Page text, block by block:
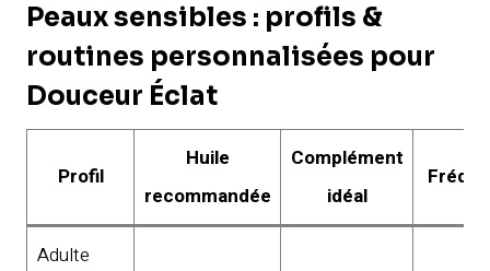
Peaux sensibles : profils &
routines personnalisées pour
Douceur Éclat
Profil
Huile
recommandée
Complément
idéal
Adulte